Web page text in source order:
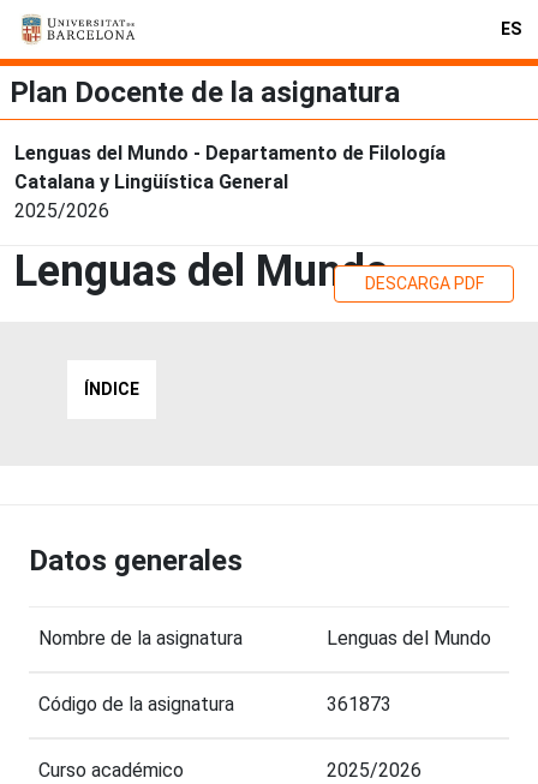
ES
Plan Docente de la asignatura
Lenguas del Mundo - Departamento de Filología
Catalana y Lingüística General
2025/2026
Lenguas del MundoDESCARGA PDF
ÍNDICE
Datos generales
Nombre de la asignatura Lenguas del Mundo
Código de la asignatura 361873
Curso académico 2025/2026